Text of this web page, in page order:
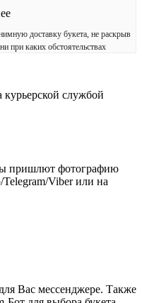
доставку букета, не раскрыв
при каких обстоятельствах
курьерской службой
пришлют фотографию
Viber или на
Вас мессенджере. Также